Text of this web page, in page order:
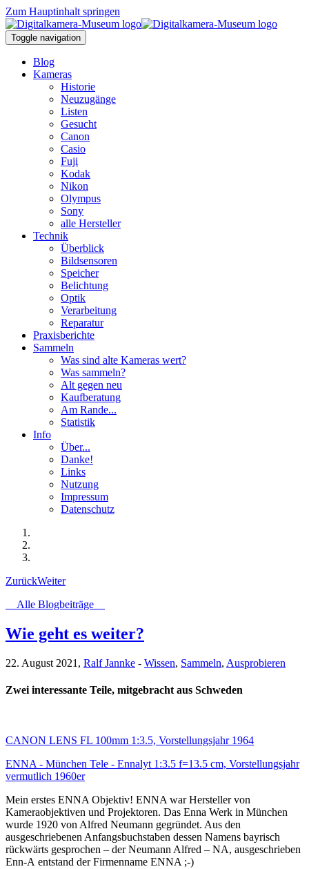
Zum Hauptinhalt springen
Toggle navigation
Blog
Kameras
Historie
Neuzugänge
Listen
Gesucht
Canon
Casio
Fuji
Kodak
Nikon
Olympus
Sony
alle Hersteller
Technik
Überblick
Bildsensoren
Speicher
Belichtung
Optik
Verarbeitung
Reparatur
Praxisberichte
Sammeln
Was sind alte Kameras wert?
Was sammeln?
Alt gegen neu
Kaufberatung
Am Rande...
Statistik
Info
Über...
Danke!
Links
Nutzung
Impressum
Datenschutz
ZurückWeiter
Alle Blogbeiträge
Wie geht es weiter?
22. August 2021, Ralf Jannke - Wissen, Sammeln, Ausprobieren
Zwei interessante Teile, mitgebracht aus Schweden
CANON LENS FL 100mm 1:3.5, Vorstellungsjahr 1964
ENNA - München Tele - Ennalyt 1:3.5 f=13.5 cm, Vorstellungsjahr
vermutlich 1960er
Mein erstes ENNA Objektiv! ENNA war Hersteller von
Kameraobjektiven und Projektoren. Das Enna Werk in München
wurde 1920 von Alfred Neumann gegründet. Aus den
ausgeschriebenen Anfangsbuchstaben dessen Namens bayrisch
rückwärts gesprochen – der Neumann Alfred – NA, ausgeschrieben
Enn-A entstand der Firmenname ENNA ;-)